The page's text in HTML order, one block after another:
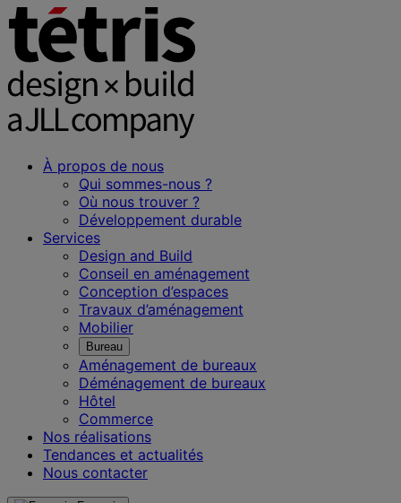
À propos de nous
Qui sommes-nous ?
Où nous trouver ?
Développement durable
Services
Design and Build
Conseil en aménagement
Conception d’espaces
Travaux d’aménagement
Mobilier
Bureau
Aménagement de bureaux
Déménagement de bureaux
Hôtel
Commerce
Nos réalisations
Tendances et actualités
Nous contacter